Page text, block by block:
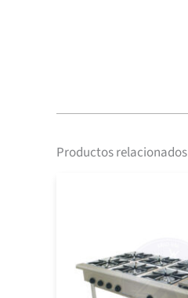
Productos relacionados